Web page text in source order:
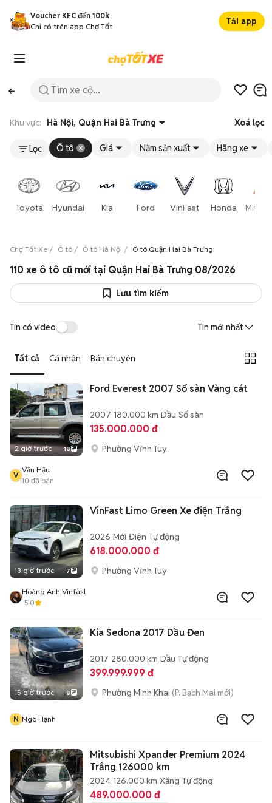
Voucher KFC đến 100k
Chỉ có trên app Chợ Tốt
Tải app
Khu vực: Hà Nội, Quận Hai Bà Trưng Xoá lọc
Lọc Ô tô Giá Năm sản xuất Hãng xe
Toyota Hyundai Kia Ford VinFast Honda
Chợ Tốt Xe Ô tô Ô tô Hà Nội Ô tô Quận Hai Bà Trưng
110 xe ô tô cũ mới tại Quận Hai Bà Trưng 08/2026
Lưu tìm kiếm
Tin có video Tin mới nhất
Tất cả Cá nhân Bán chuyên
2 giờ trước 18
Ford Everest 2007 Số sàn Vàng cát
2007 180.000 km Dầu Số sàn
135.000.000 đ
Phường Vĩnh Tuy
V
Văn Hậu
10 đã bán
13 giờ trước 7
VinFast Limo Green Xe điện Trắng
2026 Mới Điện Tự động
618.000.000 đ
Phường Vĩnh Tuy
Hoàng Anh Vinfast
5.0
15 giờ trước 8
Kia Sedona 2017 Dầu Đen
2017 280.000 km Dầu Tự động
399.999.999 đ
Phường Minh Khai (P. Bạch Mai mới)
N Ngô Hạnh
Mitsubishi Xpander Premium 2024
Trắng 126000 km
2024 126.000 km Xăng Tự động
489.000.000 đ